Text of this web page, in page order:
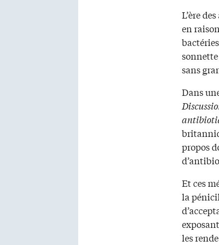
L’ère
en
sans
Dans
propos
Et ces
la
les